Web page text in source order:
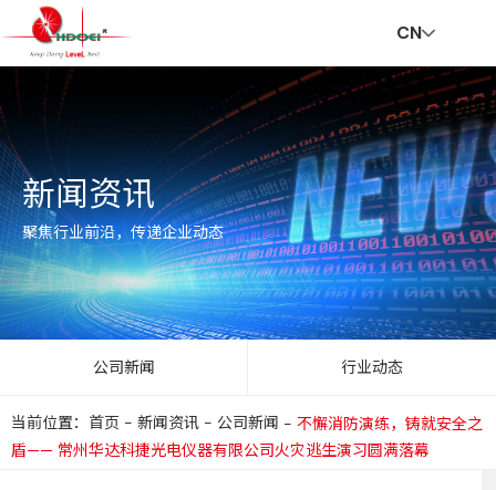
页
走
进
华
达
创
新
与
服
新
闻
资
讯
会
责
任
招
贤
纳
士
联
系
我
们
V
R
CN
新闻资讯
聚焦行业前沿，传递企业动态
公司新闻 行业动态
当前位置：首页 - 新闻资讯 - 公司新闻 - 不懈消防演练，铸就安全之
盾—— 常州华达科捷光电仪器有限公司火灾逃生演习圆满落幕